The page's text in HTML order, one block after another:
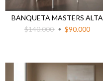
BANQUETA MASTERS ALTA
$140.000
$90.000